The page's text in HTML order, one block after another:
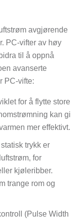
avgjørende
PC-vifter av høy
til å oppnå
avanserte
PC-vifte:
for å flytte store
kan gi
mer effektivt.
trykk er
for
kjøleribber.
trange rom og
(Pulse Width